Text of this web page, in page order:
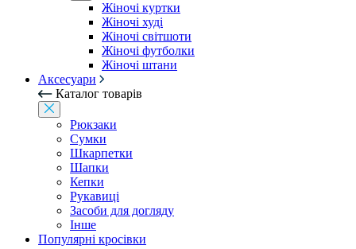
Жіночі куртки
Жіночі худі
Жіночі світшоти
Жіночі футболки
Жіночі штани
Аксесуари
Каталог товарів
Рюкзаки
Сумки
Шкарпетки
Шапки
Кепки
Рукавиці
Засоби для догляду
Інше
Популярні кросівки